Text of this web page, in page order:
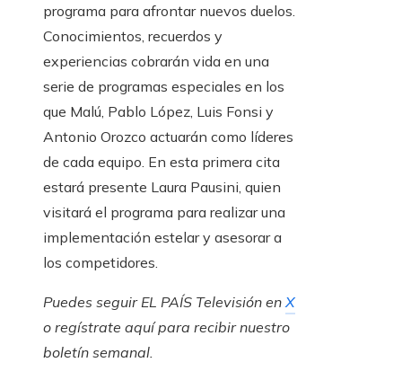
programa para afrontar nuevos duelos.
Conocimientos, recuerdos y
experiencias cobrarán vida en una
serie de programas especiales en los
que Malú, Pablo López, Luis Fonsi y
Antonio Orozco actuarán como líderes
de cada equipo. En esta primera cita
estará presente Laura Pausini, quien
visitará el programa para realizar una
implementación estelar y asesorar a
los competidores.
Puedes seguir EL PAÍS Televisión en X
o regístrate aquí para recibirnuestro
boletín semanal